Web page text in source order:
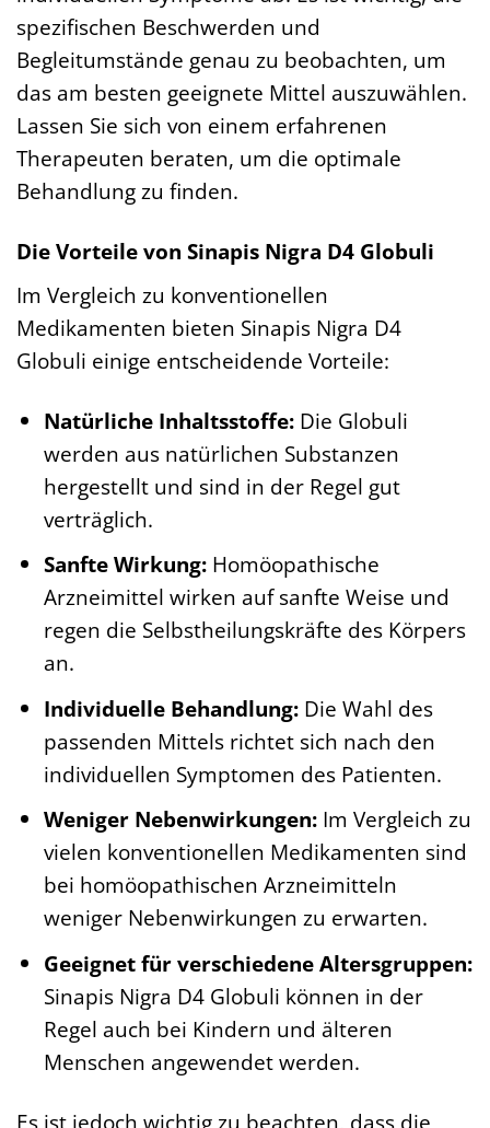
spezifischen Beschwerden und
Begleitumstände genau zu beobachten, um
das am besten geeignete Mittel auszuwählen.
Lassen Sie sich von einem erfahrenen
Therapeuten beraten, um die optimale
Behandlung zu finden.
Die Vorteile von Sinapis Nigra D4 Globuli
Im Vergleich zu konventionellen
Medikamenten bieten Sinapis Nigra D4
Globuli einige entscheidende Vorteile:
Natürliche Inhaltsstoffe:Die Globuli
werden aus natürlichen Substanzen
hergestellt und sind in der Regel gut
verträglich.
Sanfte Wirkung:Homöopathische
Arzneimittel wirken auf sanfte Weise und
regen die Selbstheilungskräfte des Körpers
an.
Individuelle Behandlung:Die Wahl des
passenden Mittels richtet sich nach den
individuellen Symptomen des Patienten.
Weniger Nebenwirkungen:Im Vergleich zu
vielen konventionellen Medikamenten sind
bei homöopathischen Arzneimitteln
weniger Nebenwirkungen zu erwarten.
Geeignet für verschiedene Altersgruppen:
Sinapis Nigra D4 Globuli können in der
Regel auch bei Kindern und älteren
Menschen angewendet werden.
Es ist jedoch wichtig zu beachten, dass die